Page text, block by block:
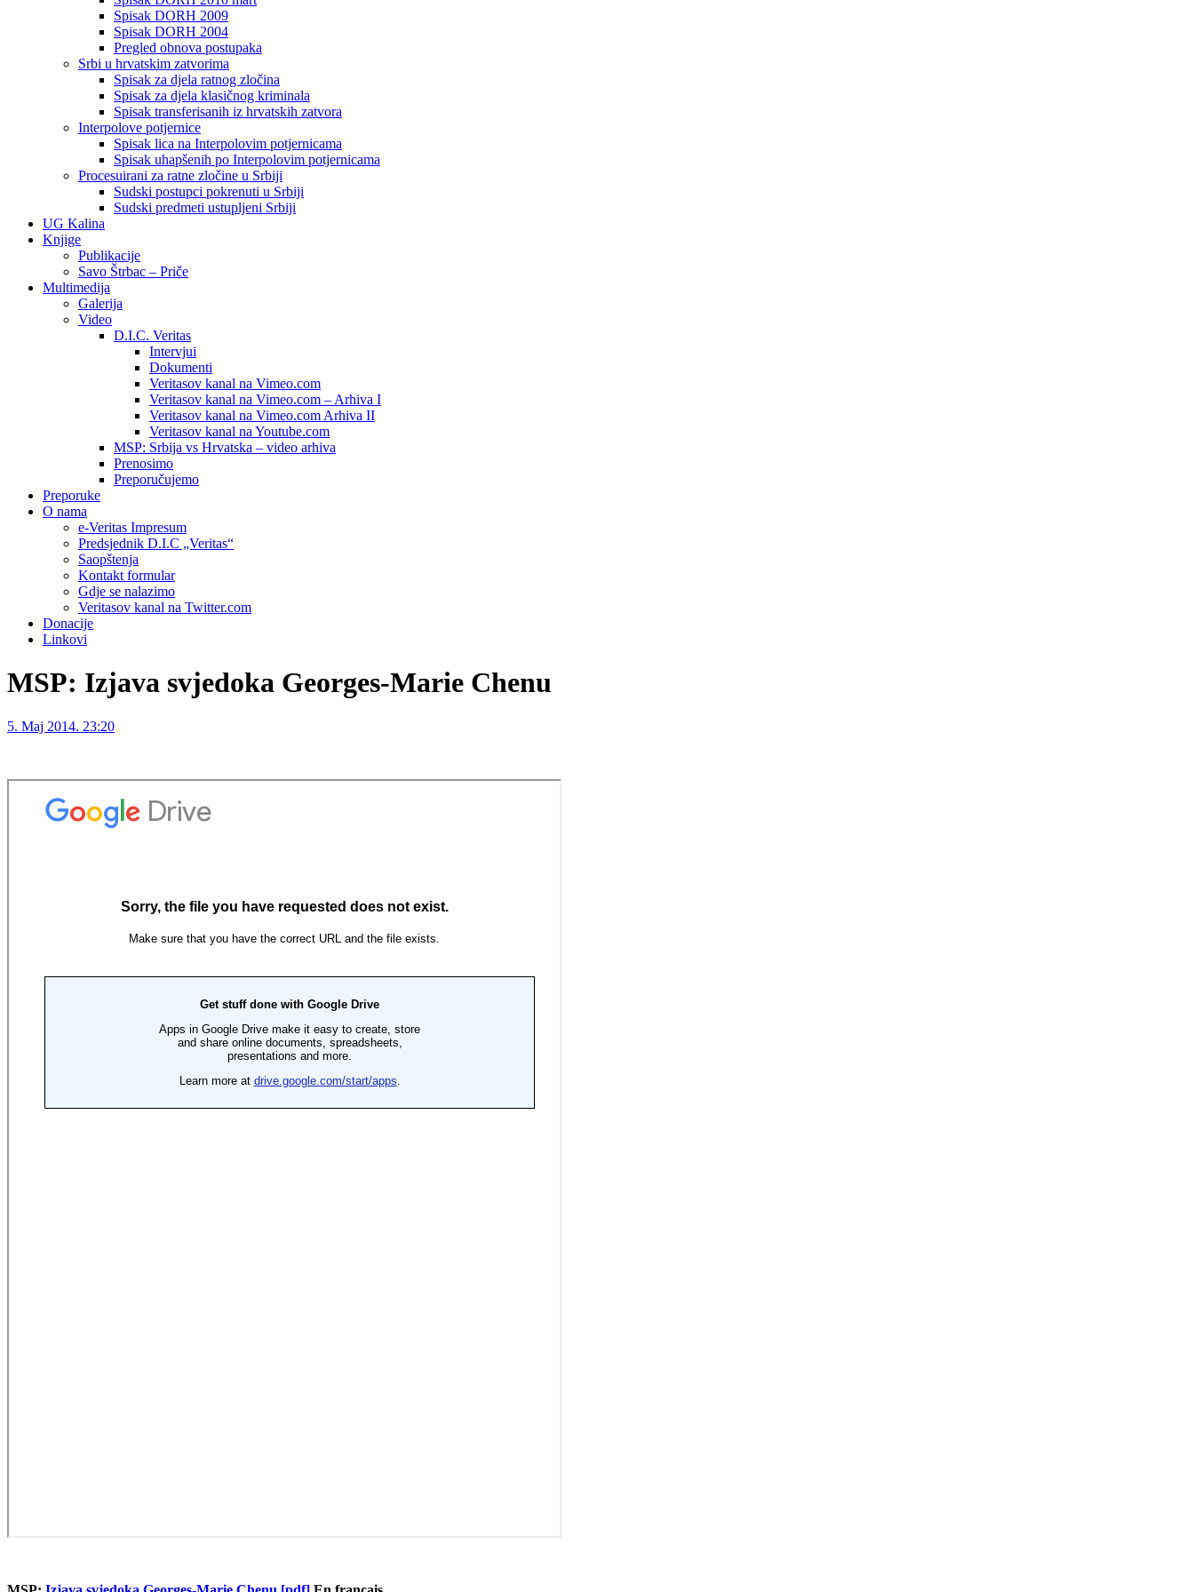
Spisak DORH 2009
Spisak DORH 2004
Pregled obnova postupaka
Srbi u hrvatskim zatvorima
Spisak za djela ratnog zločina
Spisak za djela klasičnog kriminala
Spisak transferisanih iz hrvatskih zatvora
Interpolove potjernice
Spisak lica na Interpolovim potjernicama
Spisak uhapšenih po Interpolovim potjernicama
Procesuirani za ratne zločine u Srbiji
Sudski postupci pokrenuti u Srbiji
Sudski predmeti ustupljeni Srbiji
UG Kalina
Knjige
Publikacije
Savo Štrbac – Priče
Multimedija
Galerija
Video
D.I.C. Veritas
Intervjui
Dokumenti
Veritasov kanal na Vimeo.com
Veritasov kanal na Vimeo.com – Arhiva I
Veritasov kanal na Vimeo.com Arhiva II
Veritasov kanal na Youtube.com
MSP: Srbija vs Hrvatska – video arhiva
Prenosimo
Preporučujemo
Preporuke
O nama
e-Veritas Impresum
Predsjednik D.I.C „Veritas“
Saopštenja
Kontakt formular
Gdje se nalazimo
Veritasov kanal na Twitter.com
Donacije
Linkovi
MSP: Izjava svjedoka Georges-Marie Chenu
5. Maj 2014. 23:20